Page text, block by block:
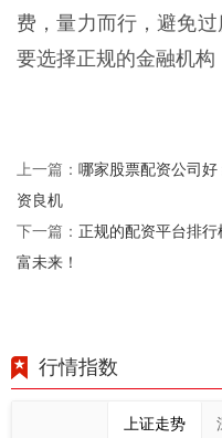
费，量力而行，避免
要选择正规的金融机构
上一篇： 哪家股票配资公司
资良机
下一篇： 正规的配资平台排
富未来！
行情指数
上证走势